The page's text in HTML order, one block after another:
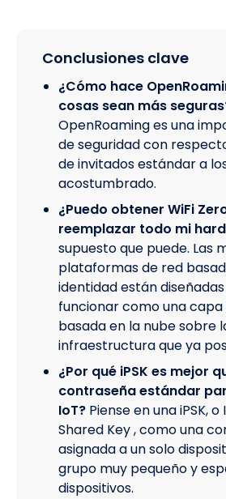
Conclusiones clave
¿Cómo hace
cosas sean más
OpenRoaming es una
de seguridad con
de invitados estándar a
acostumbrado.
¿Puedo obtener WiFi
reemplazar todo mi
supuesto que puede. Las
plataformas de red
identidad están
funcionar como una
basada en la nube sobre
infraestructura que ya
¿Por qué iPSK es mejor
contraseña estándar
IoT? Piense en una iPSK,
Shared Key , como una
asignada a un solo
grupo muy pequeño y
dispositivos.